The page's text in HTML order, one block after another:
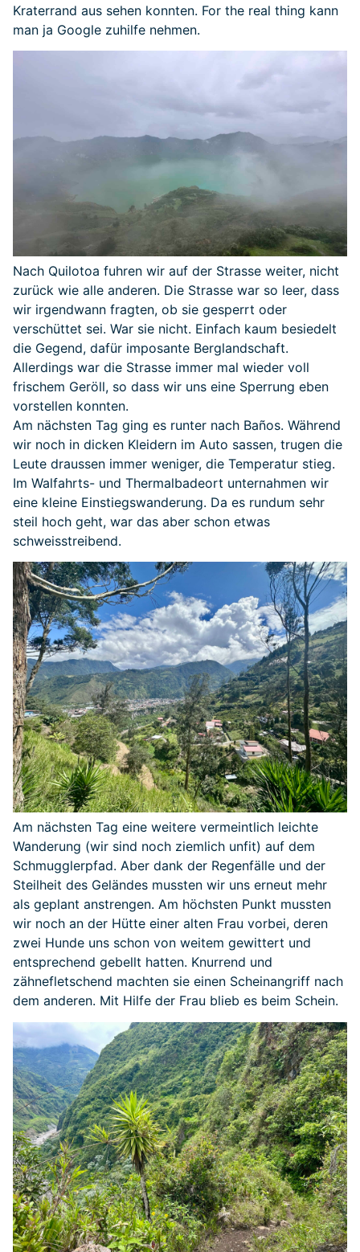
Kraterrand aus sehen konnten. For the real thing kann
man ja Google zuhilfe nehmen.
Nach Quilotoa fuhren wir auf der Strasse weiter, nicht
zurück wie alle anderen. Die Strasse war so leer, dass
wir irgendwann fragten, ob sie gesperrt oder
verschüttet sei. War sie nicht. Einfach kaum besiedelt
die Gegend, dafür imposante Berglandschaft.
Allerdings war die Strasse immer mal wieder voll
frischem Geröll, so dass wir uns eine Sperrung eben
vorstellen konnten.
Am nächsten Tag ging es runter nach Baños. Während
wir noch in dicken Kleidern im Auto sassen, trugen die
Leute draussen immer weniger, die Temperatur stieg.
Im Walfahrts- und Thermalbadeort unternahmen wir
eine kleine Einstiegswanderung. Da es rundum sehr
steil hoch geht, war das aber schon etwas
schweisstreibend.
Am nächsten Tag eine weitere vermeintlich leichte
Wanderung (wir sind noch ziemlich unfit) auf dem
Schmugglerpfad. Aber dank der Regenfälle und der
Steilheit des Geländes mussten wir uns erneut mehr
als geplant anstrengen. Am höchsten Punkt mussten
wir noch an der Hütte einer alten Frau vorbei, deren
zwei Hunde uns schon von weitem gewittert und
entsprechend gebellt hatten. Knurrend und
zähnefletschend machten sie einen Scheinangriff nach
dem anderen. Mit Hilfe der Frau blieb es beim Schein.